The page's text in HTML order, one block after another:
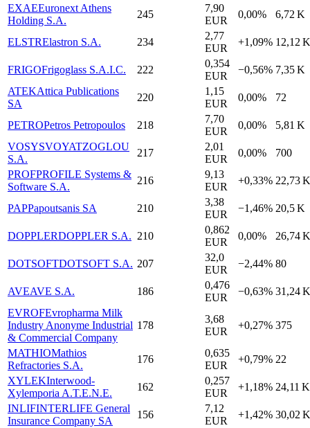
EXAEEuronext Athens
Holding S.A.
245
7,90
EUR
0,00% 6,72 K
ELSTRElastron S.A. 234
2,77
EUR
+1,09% 12,12 K
FRIGOFrigoglass S.A.I.C. 222
0,354
EUR
−0,56% 7,35 K
ATEKAttica Publications
SA
220
1,15
EUR
0,00% 72
PETROPetros Petropoulos 218
7,70
EUR
0,00%
5,81 K
VOSYSVOYATZOGLOU
S.A.
217
2,01
EUR
0,00%
700
PROFPROFILE Systems &
Software S.A.
216
9,13
EUR
+0,33% 22,73 K
PAPPapoutsanis SA 210
3,38
EUR
−1,46% 20,5 K
DOPPLERDOPPLER S.A. 210
0,862
EUR
0,00% 26,74 K
DOTSOFTDOTSOFT S.A. 207
32,0
EUR
−2,44% 80
AVEAVE S.A. 186
0,476
EUR
−0,63% 31,24 K
EVROFEvropharma Milk
Industry Anonyme Industrial
& Commercial Company
178
3,68
EUR
+0,27% 375
MATHIOMathios
Refractories S.A.
176
0,635
EUR
+0,79% 22
XYLEKInterwood-
Xylemporia A.T.E.N.E.
162
0,257
EUR
+1,18% 24,11 K
INLIFINTERLIFE General
Insurance Company SA
156
7,12
EUR
+1,42% 30,02 K